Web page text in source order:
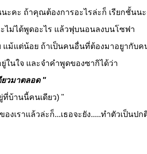
ะ ถ้าคุณต้องการอะไรล่ะก็ เรียกชั้นนะ
ม่ได้พูดอะไร แล้วฟุบนอนลงบนโซฟา
แต่น้อย ถ้าเป็นคนอื่นที่ต้องมาอยูากับคน
ใจ และจำคำพูดของซากิได้ว่า
ยวมาตลอด "
บ้านนี้คนเดียว) "
ราแล้วล่ะก็...เธอจะยัง.....ทำตัวเป็นปก